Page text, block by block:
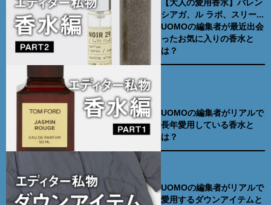
【大人の愛用香水】バレン
シアガ、ル ラボ、スリー...
UOMOの編集者が最近出会
ったお気に入りの香水と
は？
UOMOの編集者がリアルで
長年愛用している香水と
は？
UOMOの編集者がリアルで
愛用するダウンアイテムと